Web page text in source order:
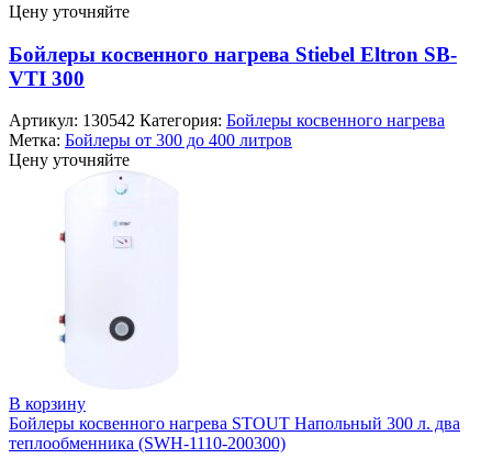
Цену уточняйте
Бойлеры косвенного нагрева Stiebel Eltron SB-
VTI 300
Артикул: 130542 Категория: Бойлеры косвенного нагрева
Метка: Бойлеры от 300 до 400 литров
Цену уточняйте
В корзину
Бойлеры косвенного нагрева STOUT Напольный 300 л. два
теплообменника (SWH-1110-200300)